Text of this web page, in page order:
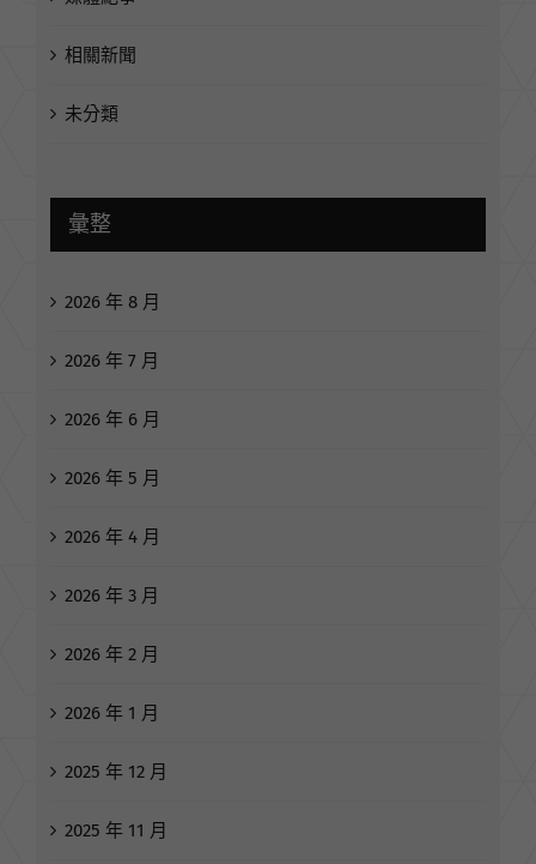
相關新聞
未分類
彙整
2026 年 8 月
2026 年 7 月
2026 年 6 月
2026 年 5 月
2026 年 4 月
2026 年 3 月
2026 年 2 月
2026 年 1 月
2025 年 12 月
2025 年 11 月